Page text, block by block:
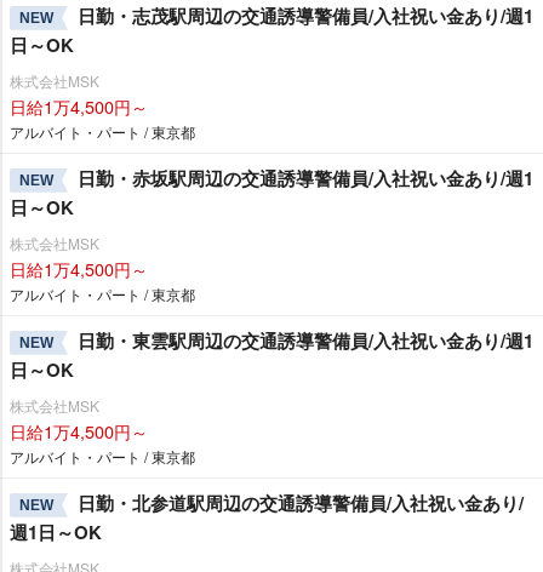
NEW
日勤・志茂駅周辺の交通誘導警備員/入社祝い金あり/週1
日～OK
株式会社MSK
日給1万4,500円～
アルバイト・パート / 東京都
NEW
日勤・赤坂駅周辺の交通誘導警備員/入社祝い金あり/週1
日～OK
株式会社MSK
日給1万4,500円～
アルバイト・パート / 東京都
NEW
日勤・東雲駅周辺の交通誘導警備員/入社祝い金あり/週1
日～OK
株式会社MSK
日給1万4,500円～
アルバイト・パート / 東京都
NEW
日勤・北参道駅周辺の交通誘導警備員/入社祝い金あり/
週1日～OK
株式会社MSK